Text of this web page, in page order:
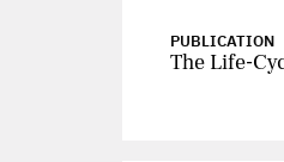
PUBLICATION
The Life-